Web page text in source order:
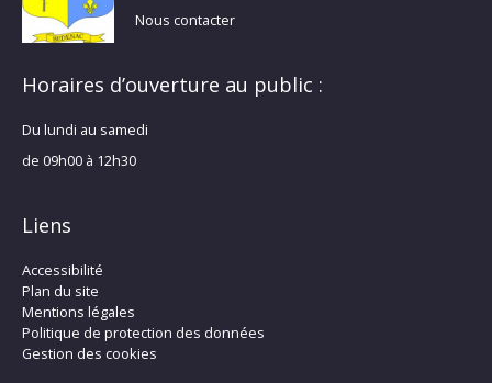
Nous contacter
Horaires d’ouverture au public :
Du lundi au samedi
de 09h00 à 12h30
Liens
Accessibilité
Plan du site
Mentions légales
Politique de protection des données
Gestion des cookies